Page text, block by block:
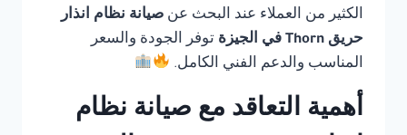
الكثير من العملاء عند البحث عن صيانة نظام انذار
حريق Thorn في الجيزة
توفر الجودة والسعر
المناسب والدعم الفني الكامل.
أهمية التعاقد مع صيانة نظام